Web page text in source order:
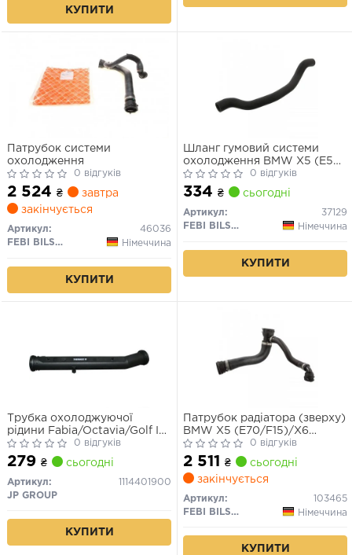
КУПИТИ
Патрубок системи
охолодження
0 відгуків
2 524 ₴
завтра
закінчується
Артикул:
46036
FEBI BILSTEIN
Німеччина
КУПИТИ
Шланг гумовий системи
охолодження BMW X5 (E53)
3.0-4.8 01.00-10.06
0 відгуків
334 ₴ сьогодні
Артикул:
37129
FEBI BILSTEIN
Німеччина
КУПИТИ
Трубка охолоджуючої
рідини Fabia/Octavia/Golf IV
1.4/1.6
0 відгуків
279 ₴ сьогодні
Артикул:
1114401900
JP GROUP
КУПИТИ
Патрубок радіатора (зверху)
BMW X5 (E70/F15)/X6
(E71/F16) 3.0 10-19 Л.
0 відгуків
2 511 ₴
сьогодні
закінчується
Артикул:
103465
FEBI BILSTEIN
Німеччина
КУПИТИ